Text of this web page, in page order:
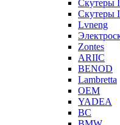
Скутеры
Скутеры
Lvneng
Zontes
ARIIC
BENOD
Lambretta
OEM
YADEA
BC